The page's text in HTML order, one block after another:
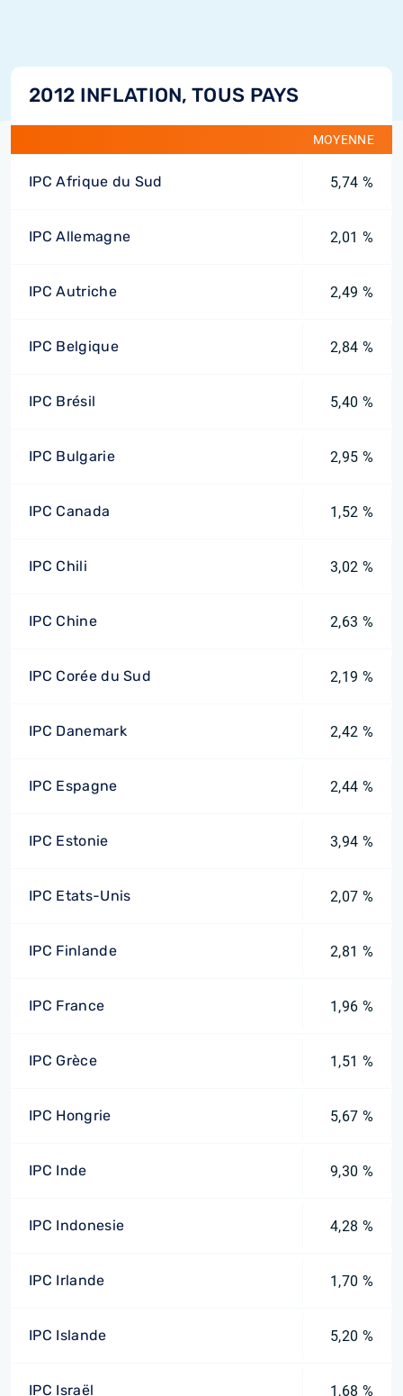
2012 INFLATION, TOUS PAYS
MOYENNE
IPC Afrique du Sud 5,74 %
IPC Allemagne 2,01 %
IPC Autriche 2,49 %
IPC Belgique 2,84 %
IPC Brésil 5,40 %
IPC Bulgarie 2,95 %
IPC Canada 1,52 %
IPC Chili 3,02 %
IPC Chine 2,63 %
IPC Corée du Sud 2,19 %
IPC Danemark 2,42 %
IPC Espagne 2,44 %
IPC Estonie 3,94 %
IPC Etats-Unis 2,07 %
IPC Finlande 2,81 %
IPC France 1,96 %
IPC Grèce 1,51 %
IPC Hongrie 5,67 %
IPC Inde 9,30 %
IPC Indonesie 4,28 %
IPC Irlande 1,70 %
IPC Islande 5,20 %
IPC Israël 1,68 %